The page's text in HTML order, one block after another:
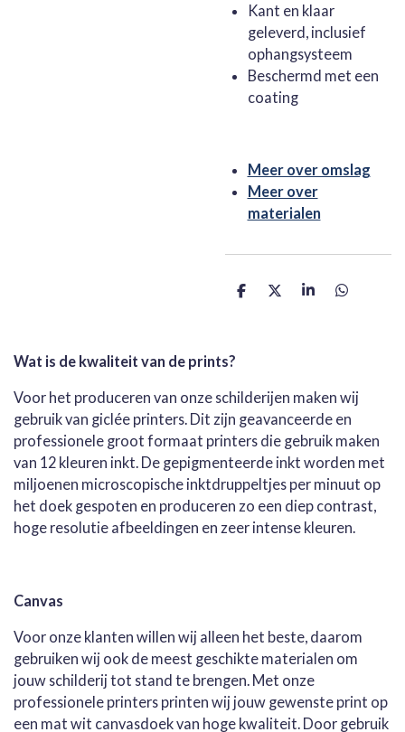
Kant en klaar
geleverd, inclusief
ophangsysteem
Beschermd met een
coating
Meer over omslag
Meer over
materialen
D
D
S
D
Wat is de kwaliteit van de prints?
Voor het produceren van onze schilderijen maken wij
gebruik van giclée printers. Dit zijn geavanceerde en
professionele groot formaat printers die gebruik maken
van 12 kleuren inkt. De gepigmenteerde inkt worden met
miljoenen microscopische inktdruppeltjes per minuut op
het doek gespoten en produceren zo een diep contrast,
hoge resolutie afbeeldingen en zeer intense kleuren.
Canvas
Voor onze klanten willen wij alleen het beste, daarom
gebruiken wij ook de meest geschikte materialen om
jouw schilderij tot stand te brengen. Met onze
professionele printers printen wij jouw gewenste print op
een mat wit canvasdoek van hoge kwaliteit. Door gebruik